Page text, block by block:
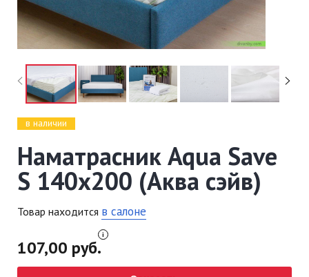
в наличии
Наматрасник Aqua Save
S 140x200 (Аква сэйв)
Товар находится в салоне
107,00 руб.